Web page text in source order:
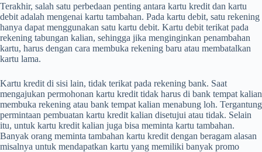
Terakhir, salah satu perbedaan penting antara kartu kredit dan kartu
debit adalah mengenai kartu tambahan. Pada kartu debit, satu rekening
hanya dapat menggunakan satu kartu debit. Kartu debit terikat pada
rekening tabungan kalian, sehingga jika menginginkan penambahan
kartu, harus dengan cara membuka rekening baru atau membatalkan
kartu lama.
Kartu kredit di sisi lain, tidak terikat pada rekening bank. Saat
mengajukan permohonan kartu kredit tidak harus di bank tempat kalian
membuka rekening atau bank tempat kalian menabung loh. Tergantung
permintaan pembuatan kartu kredit kalian disetujui atau tidak. Selain
itu, untuk kartu kredit kalian juga bisa meminta kartu tambahan.
Banyak orang meminta tambahan kartu kredit dengan beragam alasan
misalnya untuk mendapatkan kartu yang memiliki banyak promo